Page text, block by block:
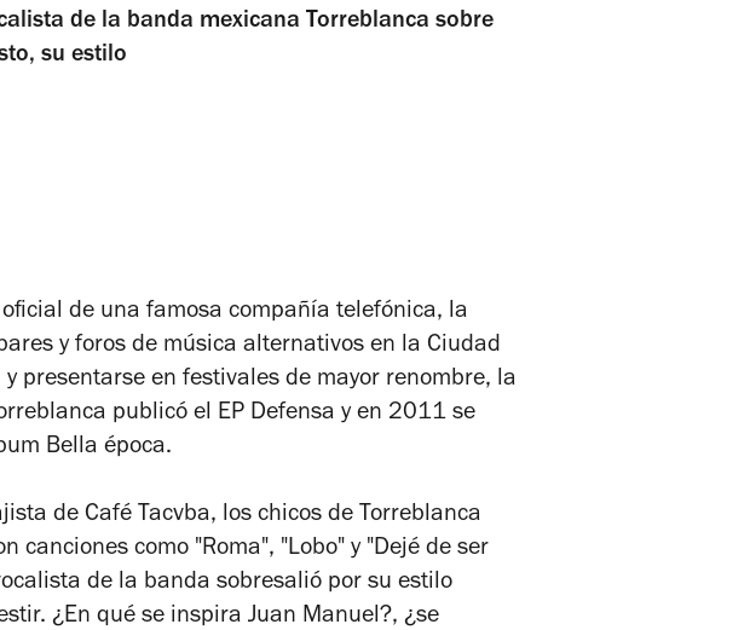
de la banda mexicana Torreblanca sobre
su estilo
de una famosa compañía telefónica, la
y foros de música alternativos en la Ciudad
presentarse en festivales de mayor renombre, la
publicó el EP Defensa y en 2011 se
Bella época.
de Café Tacvba, los chicos de Torreblanca
canciones como "Roma", "Lobo" y "Dejé de ser
de la banda sobresalió por su estilo
¿En qué se inspira Juan Manuel?, ¿se